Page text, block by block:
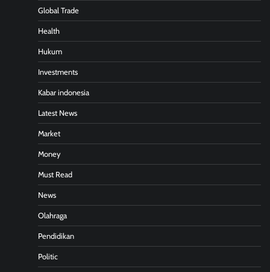
Global Trade
Health
Hukum
Investments
Kabar indonesia
Latest News
Market
Money
Must Read
News
Olahraga
Pendidikan
Politic